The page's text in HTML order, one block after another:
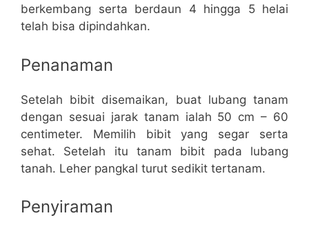
berkembang serta berdaun 4 hingga 5 helai
telah bisa dipindahkan.
Penanaman
Setelah bibit disemaikan, buat lubang tanam
dengan sesuai jarak tanam ialah 50 cm – 60
centimeter. Memilih bibit yang segar serta
sehat. Setelah itu tanam bibit pada lubang
tanah. Leher pangkal turut sedikit tertanam.
Penyiraman